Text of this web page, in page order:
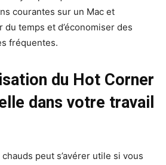
courantes sur un Mac et
temps et d’économiser des
fréquentes.
du Hot Corner
dans votre travail
peut s’avérer utile si vous